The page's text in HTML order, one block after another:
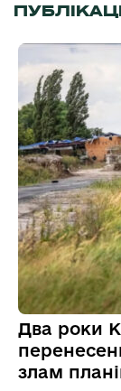
Два роки
злам